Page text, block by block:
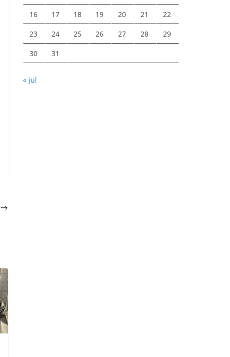
16 17 18 19 20 21 22
23 24 25 26 27 28 29
30 31
« jul